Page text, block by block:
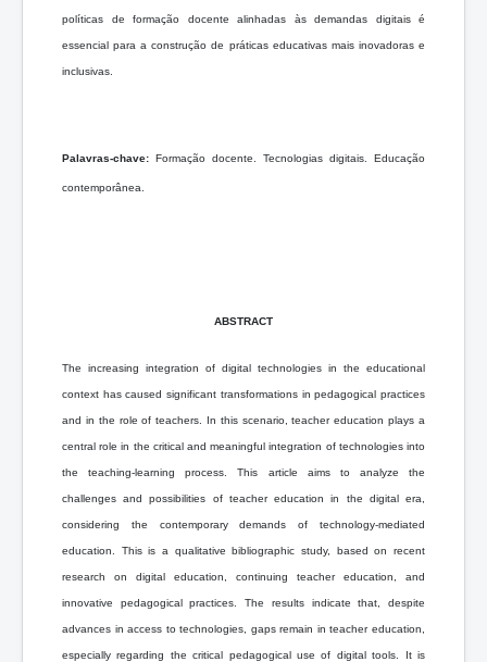
políticas de formação docente alinhadas às demandas digitais é
essencial para a construção de práticas educativas mais inovadoras e
inclusivas.
Palavras-chave: Formação docente. Tecnologias digitais. Educação
contemporânea.
ABSTRACT
The increasing integration of digital technologies in the educational
context has caused significant transformations in pedagogical practices
and in the role of teachers. In this scenario, teacher education plays a
central role in the critical and meaningful integration of technologies into
the teaching-learning process. This article aims to analyze the
challenges and possibilities of teacher education in the digital era,
considering the contemporary demands of technology-mediated
education. This is a qualitative bibliographic study, based on recent
research on digital education, continuing teacher education, and
innovative pedagogical practices. The results indicate that, despite
advances in access to technologies, gaps remain in teacher education,
especially regarding the critical pedagogical use of digital tools. It is